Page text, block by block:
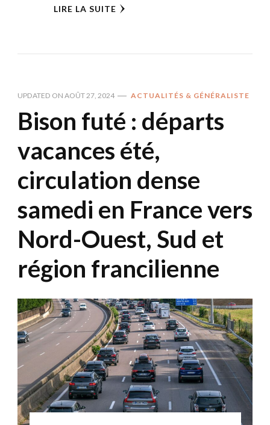
LIRE LA SUITE
UPDATED ON AOÛT 27, 2024 ACTUALITÉS & GÉNÉRALISTE
Bison futé : départs
vacances été,
circulation dense
samedi en France vers
Nord-Ouest, Sud et
région francilienne